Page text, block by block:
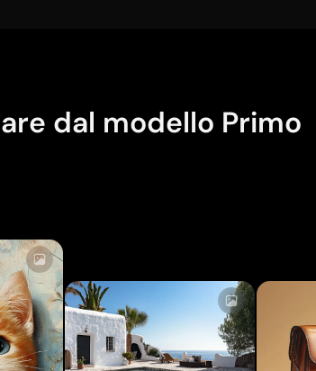
dal modello Primo